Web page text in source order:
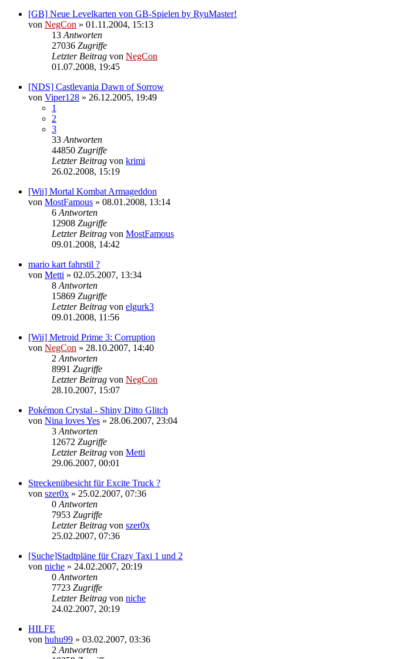
[GB] Neue Levelkarten von GB-Spielen by RyuMaster!
von NegCon » 01.11.2004, 15:13
13Antworten
27036 Zugriffe
Letzter Beitrag von NegCon
01.07.2008, 19:45
[NDS] Castlevania Dawn of Sorrow
von Viper128 » 26.12.2005, 19:49
1
2
3
33Antworten
44850 Zugriffe
Letzter Beitrag von krimi
26.02.2008, 15:19
[Wii] Mortal Kombat Armageddon
von MostFamous » 08.01.2008, 13:14
6Antworten
12908 Zugriffe
Letzter Beitrag von MostFamous
09.01.2008, 14:42
mario kart fahrstil ?
von Metti » 02.05.2007, 13:34
8Antworten
15869 Zugriffe
Letzter Beitrag von elgurk3
09.01.2008, 11:56
[Wii] Metroid Prime 3: Corruption
von NegCon » 28.10.2007, 14:40
2Antworten
8991 Zugriffe
Letzter Beitrag von NegCon
28.10.2007, 15:07
Pokémon Crystal - Shiny Ditto Glitch
von Nina loves Yes » 28.06.2007, 23:04
3Antworten
12672 Zugriffe
Letzter Beitrag von Metti
29.06.2007, 00:01
Streckenübesicht für Excite Truck ?
von szer0x » 25.02.2007, 07:36
0Antworten
7953 Zugriffe
Letzter Beitrag von szer0x
25.02.2007, 07:36
[Suche]Stadtpläne für Crazy Taxi 1 und 2
von niche » 24.02.2007, 20:19
0Antworten
7723 Zugriffe
Letzter Beitrag von niche
24.02.2007, 20:19
HILFE
von huhu99 » 03.02.2007, 03:36
2Antworten